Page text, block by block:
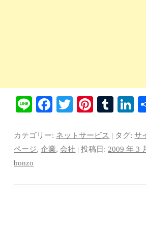
Li
Fa
bo
ok
T
tte
r
Pi
er
es
T
m
bl
カテゴリー: ネットサービス | タグ:サ
ページ,企業,会社 | 投稿日:2009 年 3
bonzo